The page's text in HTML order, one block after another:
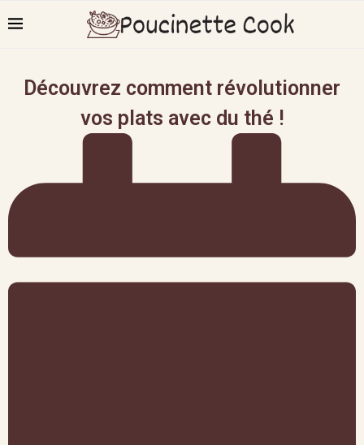
Découvrez comment révolutionner
vos plats avec du thé !